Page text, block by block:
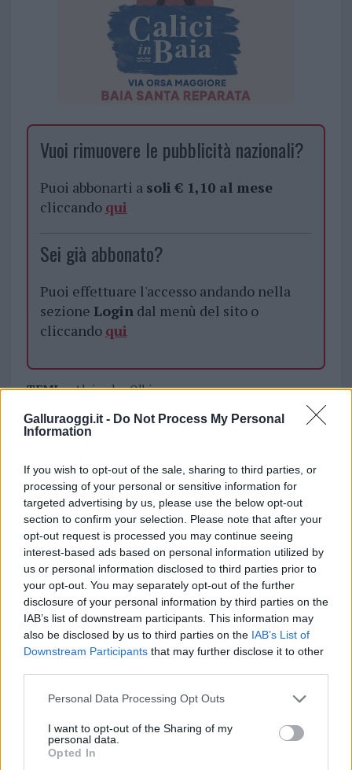
Galluraoggi.it - Do Not Process My Personal
Information
If you wish to opt-out of the sale, sharing to third parties, or
processing of your personal or sensitive information for
targeted advertising by us, please use the below opt-out
section to confirm your selection. Please note that after your
opt-out request is processed you may continue seeing
interest-based ads based on personal information utilized by
us or personal information disclosed to third parties prior to
your opt-out. You may separately opt-out of the further
disclosure of your personal information by third parties on the
IAB’s list of downstream participants. This information may
also be disclosed by us to third parties on the IAB’s List of
Downstream Participants that may further disclose it to other
Please note that this website/app uses one or more Google
not limited to your visit or usage behaviour. You may click to
grant or deny consent to Google and its third-party tags to
use your data for below specified purposes in below Google
Personal Data Processing Opt Outs
I want to opt-out of the Sharing of my
personal data.
Opted In
Vuoi rimuovere le pubblicità nazionali?
Puoi abbonarti a soli € 1,10 al mese
cliccando qui
Sei già abbonato?
Puoi effettuare l'accesso andando nella
sezione Logindal menù del sito o
cliccando qui
TEMI:
Alejandro Olbia
Alejandro Perdomo Rodriguez
Lotta Libera Olbia
Marco Gigliotti
Notizie in tempo reale?
Entra nel canale telegram di
GalluraOggi.it
Inviaci le tue segnalazioni,
i tuoi video e le tue foto
Su WhatsApp al numero +39